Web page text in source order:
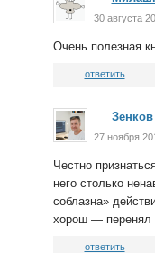
30 августа
Очень полезная
ответить
27 ноября
Честно
него столько
соблазна»
хорош — перенял
ответить